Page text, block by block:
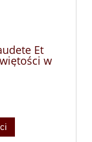
Et
w